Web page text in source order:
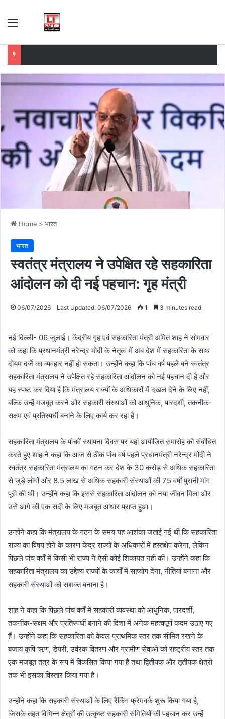
Menu
Home > भारत
भारत
स्वतंत्र मंत्रालय ने उपेक्षित रहे सहकारिता
आंदोलन को दी नई पहचान: गृह मंत्री
06/07/2026 Last Updated: 06/07/2026 1 3 minutes read
नई दिल्ली- 06 जुलाई। केंद्रीय गृह एवं सहकारिता मंत्री अमित शाह ने सोमवार
को कहा कि प्रधानमंत्री नरेन्द्र मोदी के नेतृत्व में अब देश में सहकारिता के साथ
दोयम दर्जे का व्यवहार नहीं हो सकता। उन्होंने कहा कि पांच वर्ष पहले बने स्वतंत्र
सहकारिता मंत्रालय ने उपेक्षित रहे सहकारिता आंदोलन को नई पहचान दी है और
यह स्पष्ट कर दिया है कि मंत्रालय राज्यों के अधिकारों में दखल देने के लिए नहीं,
बल्कि उन्हें मजबूत करने और सहकारी संस्थाओं को आधुनिक, पारदर्शी, तकनीक-
सक्षम एवं प्रतिस्पर्धी बनाने के लिए कार्य कर रहा है।
सहकारिता मंत्रालय के पांचवें स्थापना दिवस पर यहां आयोजित समारोह को संबोधित
करते हुए शाह ने कहा कि आज से ठीक पांच वर्ष पहले प्रधानमंत्री नरेन्द्र मोदी ने
स्वतंत्र सहकारिता मंत्रालय का गठन कर देश के 30 करोड़ से अधिक सहकारिता
से जुड़े लोगों और 8.5 लाख से अधिक सहकारी संस्थाओं की 75 वर्षों पुरानी मांग
पूरी की थी। उन्होंने कहा कि इससे सहकारिता आंदोलन को नया जीवन मिला और
उसे आगे की एक सदी के लिए मजबूत आधार प्राप्त हुआ।
उन्होंने कहा कि मंत्रालय के गठन के समय यह आशंका जताई गई थी कि सहकारिता
राज्य का विषय होने के कारण केंद्र राज्यों के अधिकारों में हस्तक्षेप करेगा, लेकिन
पिछले पांच वर्षों में किसी भी राज्य ने ऐसी कोई शिकायत नहीं की। उन्होंने कहा कि
सहकारिता मंत्रालय का उद्देश्य राज्यों के कार्यों में सहयोग देना, नीतियां बनाना और
सहकारी संस्थाओं को सशक्त बनाना है।
शाह ने कहा कि पिछले पांच वर्षों में सहकारी व्यवस्था को आधुनिक, पारदर्शी,
तकनीक-सक्षम और प्रतिस्पर्धी बनाने की दिशा में अनेक महत्वपूर्ण कदम उठाए गए
हैं। उन्होंने कहा कि सहकारिता को केवल प्राथमिक स्तर तक सीमित रखने के
बजाय कृषि ऋण, डेयरी, उर्वरक वितरण और ग्रामीण सेवाओं को राष्ट्रीय स्तर तक
एक मजबूत तंत्र के रूप में विकसित किया गया है तथा द्वितीयक और तृतीयक क्षेत्रों
तक भी इसका विस्तार किया गया है।
उन्होंने कहा कि सहकारी संस्थाओं के लिए रैंकिंग फ्रेमवर्क शुरू किया गया है,
जिसके तहत विभिन्न क्षेत्रों की उत्कृष्ट सहकारी समितियों की पहचान कर उन्हें